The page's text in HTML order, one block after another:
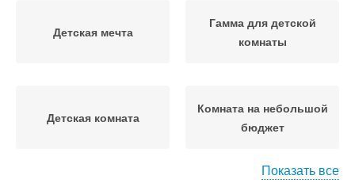
Детская мечта
Гамма для детской
комнаты
Детская комната
Комната на небольшой
бюджет
Показать все